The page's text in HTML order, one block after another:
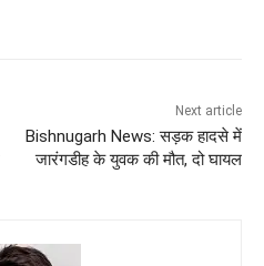
Next article
Bishnugarh News: सड़क हादसे में
जारंगडीह के युवक की मौत, दो घायल